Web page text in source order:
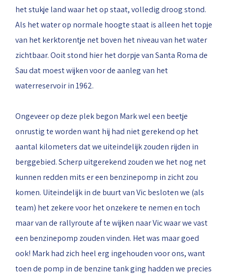
het stukje land waar het op staat, volledig droog stond.
Als het water op normale hoogte staat is alleen het topje
van het kerktorentje net boven het niveau van het water
zichtbaar. Ooit stond hier het dorpje van Santa Roma de
Sau dat moest wijken voor de aanleg van het
waterreservoir in 1962.
Ongeveer op deze plek begon Mark wel een beetje
onrustig te worden want hij had niet gerekend op het
aantal kilometers dat we uiteindelijk zouden rijden in
berggebied. Scherp uitgerekend zouden we het nog net
kunnen redden mits er een benzinepomp in zicht zou
komen. Uiteindelijk in de buurt van Vic besloten we (als
team) het zekere voor het onzekere te nemen en toch
maar van de rallyroute af te wijken naar Vic waar we vast
een benzinepomp zouden vinden. Het was maar goed
ook! Mark had zich heel erg ingehouden voor ons, want
toen de pomp in de benzine tank ging hadden we precies